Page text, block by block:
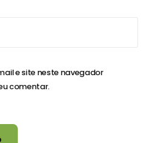
e site neste navegador
comentar.